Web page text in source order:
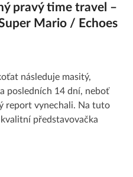
pravý time travel –
Mario / Echoes
následuje masitý,
posledních 14 dní, neboť
report vynechali. Na tuto
představovačka